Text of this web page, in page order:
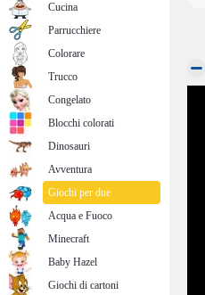
Cucina
Parrucchiere
Colorare
Trucco
Congelato
Blocchi colorati
Dinosauri
Avventura
Giochi per due
Acqua e Fuoco
Minecraft
Baby Hazel
Giochi di cartoni